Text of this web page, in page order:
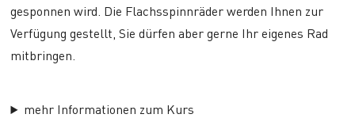
gesponnen wird. Die Flachsspinnräder werden Ihnen zur
Verfügung gestellt, Sie dürfen aber gerne Ihr eigenes Rad
mitbringen.
mehr Informationen zum Kurs